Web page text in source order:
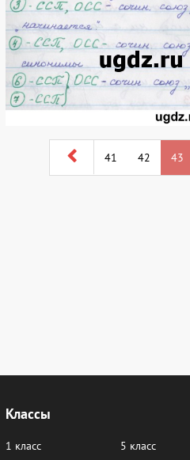
41 42 43
Классы
1 класс
5 класс